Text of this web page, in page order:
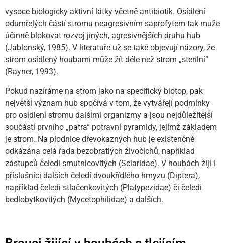
vysoce biologicky aktivní látky včetně antibiotik. Osídlení
odumřelých částí stromu neagresivním saprofytem tak může
účinně blokovat rozvoj jiných, agresivnějších druhů hub
(Jablonský, 1985). V literatuře už se také objevují názory, že
strom osídlený houbami může žít déle než strom „sterilní“
(Rayner, 1993).
Pokud nazíráme na strom jako na specifický biotop, pak
největší význam hub spočívá v tom, že vytvářejí podmínky
pro osídlení stromu dalšími organizmy a jsou nejdůležitější
součástí prvního „patra“ potravní pyramidy, jejímž základem
je strom. Na plodnice dřevokazných hub je existenčně
odkázána celá řada bezobratlých živočichů, například
zástupců čeledi smutnicovitých (Sciaridae). V houbách žijí i
příslušníci dalších čeledí dvoukřídlého hmyzu (Diptera),
například čeledi stlačenkovitých (Platypezidae) či čeledi
bedlobytkovitých (Mycetophilidae) a dalších.